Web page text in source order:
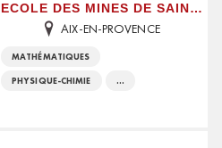
ECOLE DES MINES DE SAINT-ETIENNE
AIX-EN-PROVENCE
MATHÉMATIQUES
PHYSIQUE-CHIMIE ...